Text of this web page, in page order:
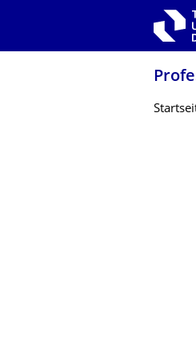
Zur Hauptnavigation springen